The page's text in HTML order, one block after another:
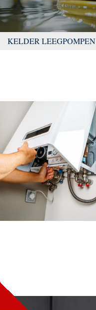
KELDER LEEGPOMPEN